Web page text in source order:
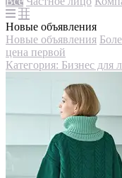
Новые объявления
Новые объявления
цена первой
Категория: Бизнес для